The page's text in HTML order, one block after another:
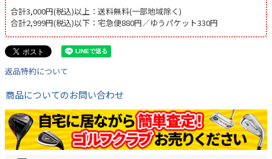
合計3,000円(税込)以上：送料無料(一部地域除く)
合計2,999円(税込)以下：宅急便880円／ゆうパケット330円
返品特約について
商品についてのお問い合わせ